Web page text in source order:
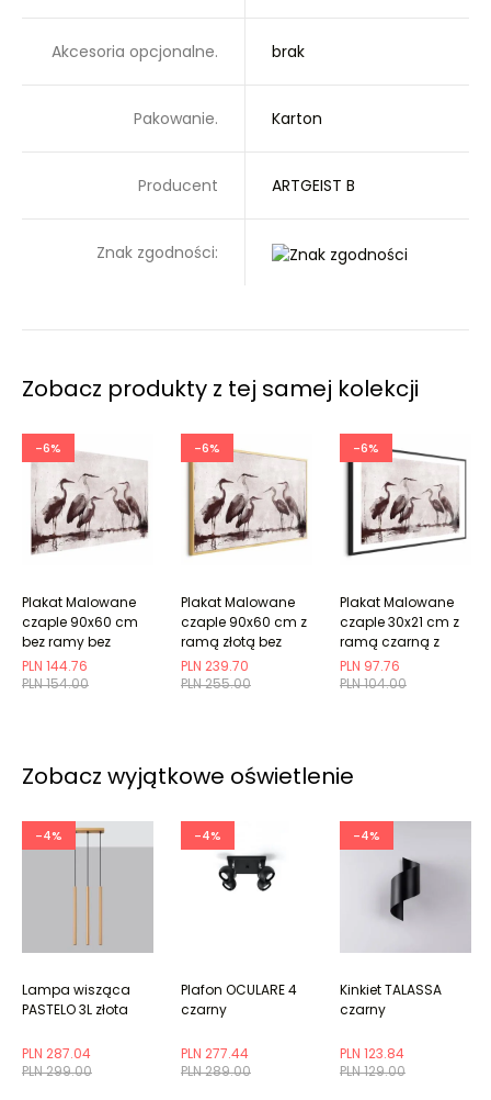
Akcesoria opcjonalne. brak
Pakowanie. Karton
Producent ARTGEIST B
Znak zgodności:
Zobacz produkty z tej samej kolekcji
-6%
PLN 154.00
PLN 144.76
Plakat Malowane
czaple 90x60 cm
bez ramy bez
marginesu
-6%
PLN 255.00
PLN 239.70
Plakat Malowane
czaple 90x60 cm z
ramą złotą bez
marginesu
-6%
PLN 104.00
PLN 97.76
Plakat Malowane
czaple 30x21 cm z
ramą czarną z
marginesem
Zobacz wyjątkowe oświetlenie
-4%
PLN 299.00
PLN 287.04
Lampa wisząca
PASTELO 3L złota
-4%
PLN 289.00
PLN 277.44
Plafon OCULARE 4
czarny
-4%
PLN 129.00
PLN 123.84
Kinkiet TALASSA
czarny